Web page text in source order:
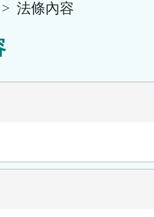
法條內容